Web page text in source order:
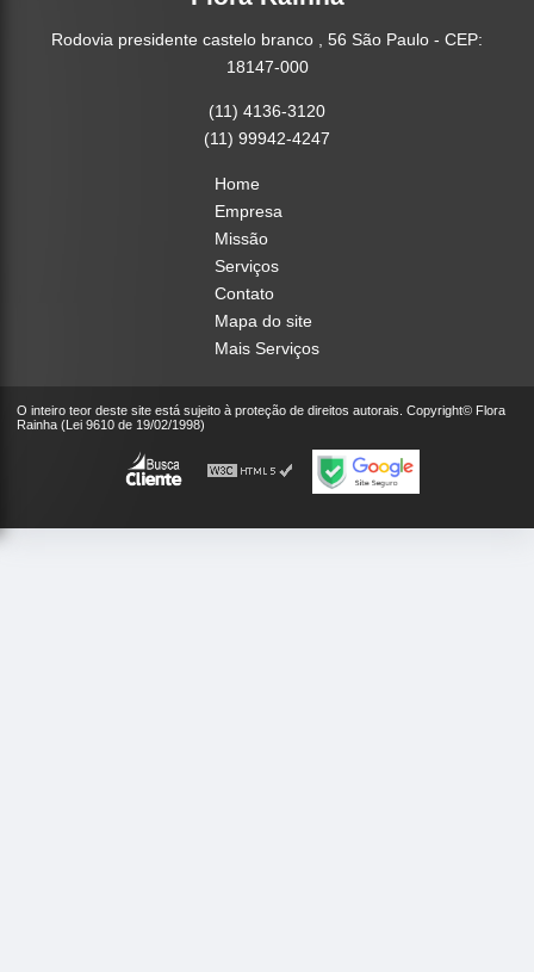
Rodovia presidente castelo branco , 56 São Paulo - CEP:
18147-000
(11) 4136-3120
(11) 99942-4247
Home
Empresa
Missão
Serviços
Contato
Mapa do site
Mais Serviços
O inteiro teor deste site está sujeito à proteção de direitos autorais. Copyright© Flora
Rainha (Lei 9610 de 19/02/1998)